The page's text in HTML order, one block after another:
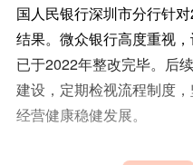
国人民银行深圳市分行针
结果。微众银行高度重视
已于2022年整改完毕。后
建设，定期检视流程制度
经营健康稳健发展。